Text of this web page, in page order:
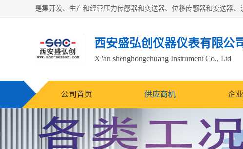
西安盛弘创仪器仪表有限公
Xi'an shenghongchuang Instrument Co., Ltd
公司首页 供应商机 企